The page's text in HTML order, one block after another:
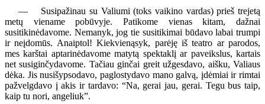
— Susipažinau su Valiumi (toks vaikino vardas) prieš trejetą
metų viename pobūvyje. Patikome vienas kitam, dažnai
susitikinėdavome. Nemanyk, jog tie susitikimai būdavo labai trumpi
ir neįdomūs. Anaiptol! Kiekvienąsyk, parėję iš teatro ar parodos,
mes karštai aptarinėdavome matytą spektaklį ar paveikslus, kartais
net susiginčydavome. Tačiau ginčai greit užgesdavo, aišku, Valiaus
dėka. Jis nusišypsodavo, paglostydavo mano galvą, įdėmiai ir rimtai
pažvelgdavo į akis ir tardavo: “Na, gerai jau, gerai. Tegu bus taip,
kaip tu nori, angeliuk”.